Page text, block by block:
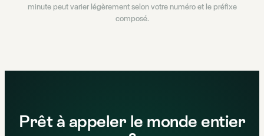
minute peut varier légèrement selon votre numéro et le préfixe
composé.
Prêt à appeler le monde entier